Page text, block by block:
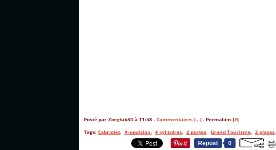
Posté par Zorglub34 à 11:58 - Commentaires […] - Permalien [#]
Tags: Cabriolet, Propulsion, 4 cylindres, 2 portes, Grand Tourisme, 2 places,
Repost
0